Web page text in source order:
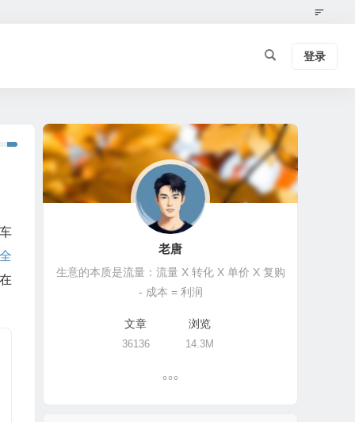
登录
老唐
生意的本质是流量：流量 X 转化 X 单价 X 复购
- 成本 = 利润
文章
36136
浏览
14.3M